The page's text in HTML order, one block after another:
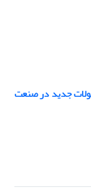
جدید در صنعت